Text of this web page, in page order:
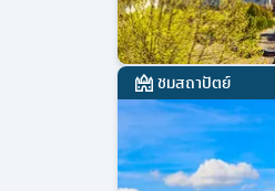
ชมสถาปัตย์